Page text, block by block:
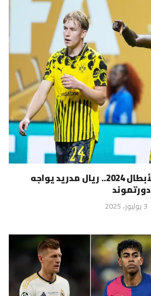
تكرار لنهائي دوري الأبطال 2024.. ريال مدريد يواجه
دورتموند
3 يوليوز، 2025